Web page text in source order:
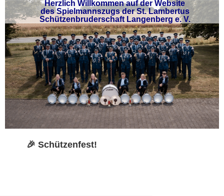
Herzlich Willkommen auf der Website
des Spielmannszugs der St. Lambertus
Schützenbruderschaft Langenberg e. V.
🎉 Schützenfest!